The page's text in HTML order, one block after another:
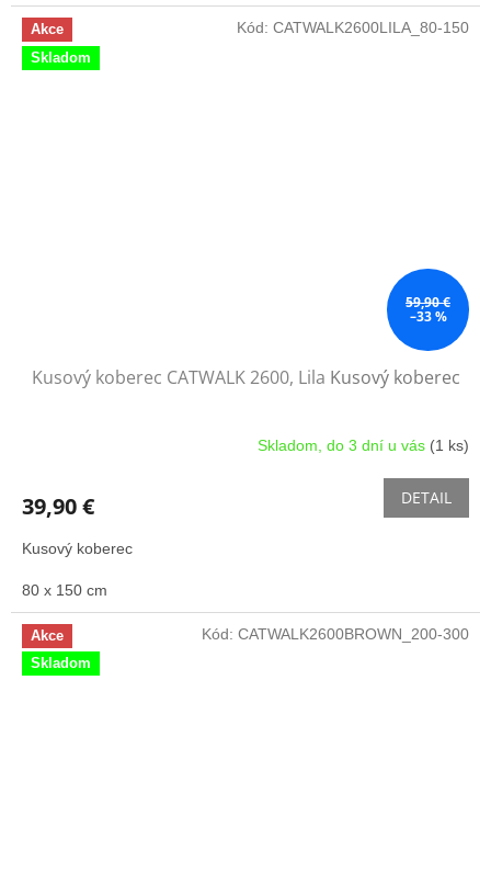
Akce
Skladom
59,90 €
–33 %
Kusový koberec CATWALK 2600, Lila Kusový koberec
Skladom, do 3 dní u vás (1 ks)
39,90 € DETAIL
Kusový koberec
80 x 150 cm
Kód: CATWALK2600LILA_80-150
Akce
Skladom
Kód: CATWALK2600BROWN_200-300